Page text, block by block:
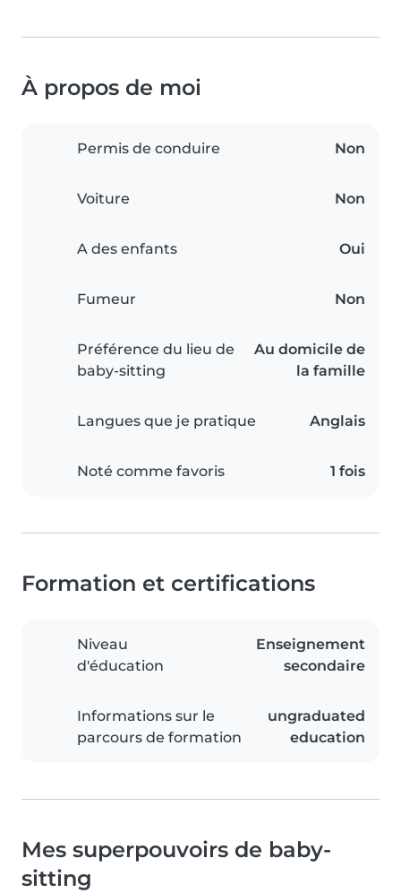
À propos de moi
Permis de conduire Non
Voiture Non
A des enfants Oui
Fumeur Non
Préférence du lieu de
baby-sitting
Au domicile de
la famille
Langues que je pratique Anglais
Noté comme favoris 1 fois
Formation et certifications
Niveau
d'éducation
Enseignement
secondaire
Informations sur le
parcours de formation
ungraduated
education
Mes superpouvoirs de baby-
sitting